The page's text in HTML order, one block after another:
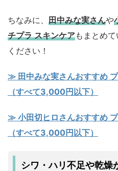
ちなみに、 田中みな実さんや
チプラ スキンケアもまとめ
ください！
≫ 田中みな実さんおすすめ
（すべて3,000円以下）
≫ 小田切ヒロさんおすすめ
（すべて3,000円以下）
シワ・ハリ不足や乾燥